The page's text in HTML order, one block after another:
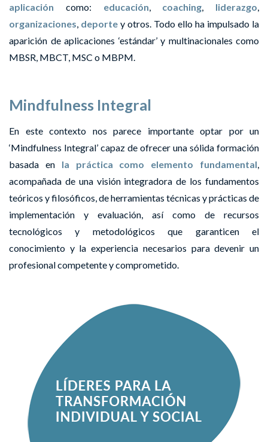
aplicación como: educación, coaching, liderazgo,
organizaciones, deporte y otros. Todo ello ha impulsado la
aparición de aplicaciones ‘estándar’ y multinacionales como
MBSR, MBCT, MSC o MBPM.
Mindfulness Integral
En este contexto nos parece importante optar por un
‘Mindfulness Integral’ capaz de ofrecer una sólida formación
basada en la práctica como elemento fundamental,
acompañada de una visión integradora de los fundamentos
teóricos y filosóficos, de herramientas técnicas y prácticas de
implementación y evaluación, así como de recursos
tecnológicos y metodológicos que garanticen el
conocimiento y la experiencia necesarios para devenir un
profesional competente y comprometido.